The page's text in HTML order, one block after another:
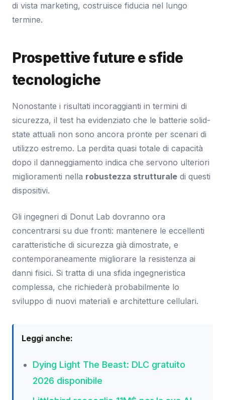
di vista marketing, costruisce fiducia nel lungo
termine.
Prospettive future e sfide
tecnologiche
Nonostante i risultati incoraggianti in termini di
sicurezza, il test ha evidenziato che le batterie solid-
state attuali non sono ancora pronte per scenari di
utilizzo estremo. La perdita quasi totale di capacità
dopo il danneggiamento indica che servono ulteriori
miglioramenti nella robustezza strutturale di questi
dispositivi.
Gli ingegneri di Donut Lab dovranno ora
concentrarsi su due fronti: mantenere le eccellenti
caratteristiche di sicurezza già dimostrate, e
contemporaneamente migliorare la resistenza ai
danni fisici. Si tratta di una sfida ingegneristica
complessa, che richiederà probabilmente lo
sviluppo di nuovi materiali e architetture cellulari.
Leggi anche:
Dying Light The Beast: DLC gratuito
2026 disponibile